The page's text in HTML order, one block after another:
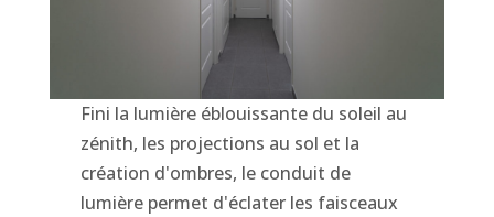
Fini la lumière éblouissante du soleil au
zénith, les projections au sol et la
création d'ombres, le conduit de
lumière permet d'éclater les faisceaux